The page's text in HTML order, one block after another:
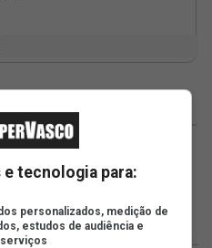
e tecnologia para:
personalizados, medição de
estudos de audiência e